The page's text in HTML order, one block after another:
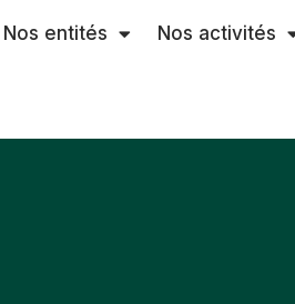
Nos entités Nos activités